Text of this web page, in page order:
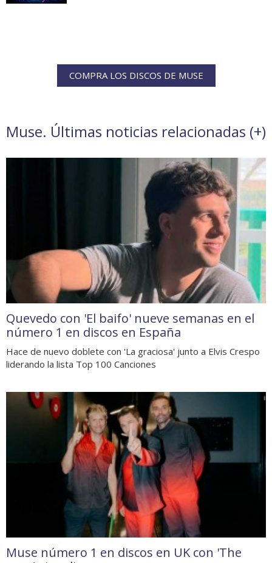
COMPRA LOS DISCOS DE MUSE
Muse. Últimas noticias relacionadas (+)
Quevedo con 'El baifo' nueve semanas en el
número 1 en discos en España
Hace de nuevo doblete con 'La graciosa' junto a Elvis Crespo
liderando la lista Top 100 Canciones
Muse número 1 en discos en UK con 'The